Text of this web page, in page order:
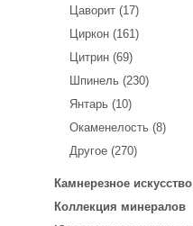
Цаворит (17)
Циркон (161)
Цитрин (69)
Шпинель (230)
Янтарь (10)
Окаменелость (8)
Другое (270)
Камнерезное искусство
Коллекция минералов